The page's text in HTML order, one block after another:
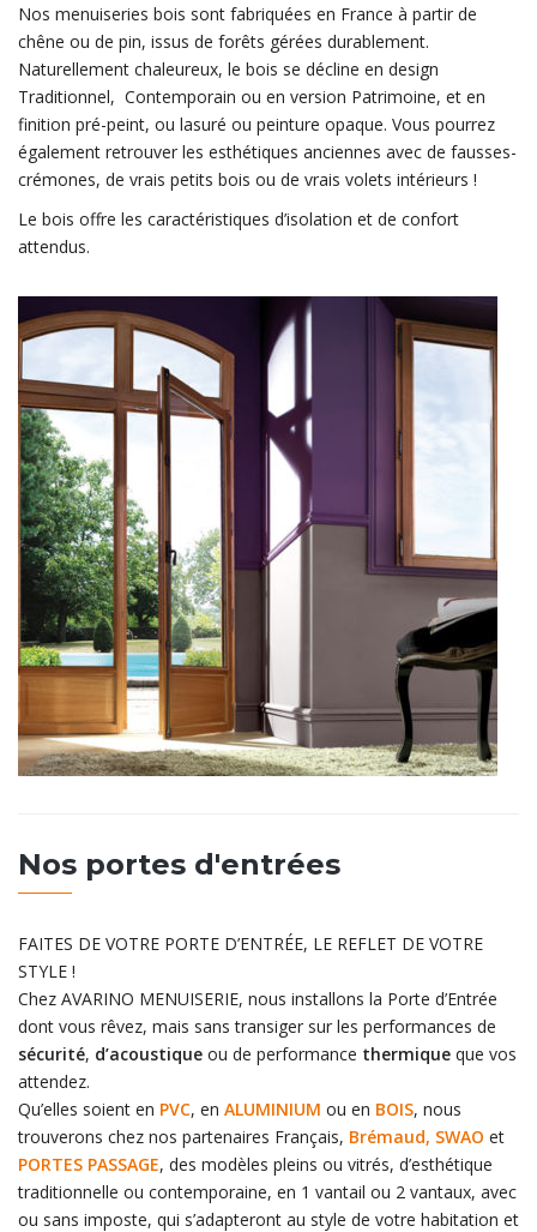
Nos menuiseries bois sont fabriquées en France à partir de
chêne ou de pin, issus de forêts gérées durablement.
Naturellement chaleureux, le bois se décline en design
Traditionnel, Contemporain ou en version Patrimoine, et en
finition pré-peint, ou lasuré ou peinture opaque. Vous pourrez
également retrouver les esthétiques anciennes avec de fausses-
crémones, de vrais petits bois ou de vrais volets intérieurs !
Le bois offre les caractéristiques d’isolation et de confort
attendus.
Nos portes d'entrées
FAITES DE VOTRE PORTE D’ENTRÉE, LE REFLET DE VOTRE
STYLE !
Chez AVARINO MENUISERIE, nous installons la Porte d’Entrée
dont vous rêvez, mais sans transiger sur les performances de
sécurité, d’acoustique ou de performance thermique que vos
attendez.
Qu’elles soient en PVC, en ALUMINIUM ou en BOIS, nous
trouverons chez nos partenaires Français, Brémaud, SWAO et
PORTES PASSAGE, des modèles pleins ou vitrés, d’esthétique
traditionnelle ou contemporaine, en 1 vantail ou 2 vantaux, avec
ou sans imposte, qui s’adapteront au style de votre habitation et